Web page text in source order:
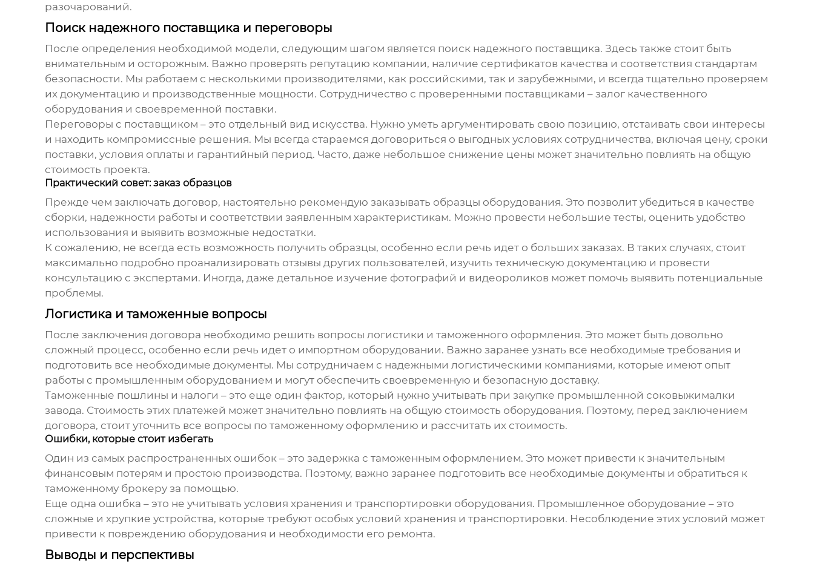
разочарований.
Поиск надежного поставщика и переговоры
После определения необходимой модели, следующим шагом является поиск надежного поставщика. Здесь также стоит быть
внимательным и осторожным. Важно проверять репутацию компании, наличие сертификатов качества и соответствия стандартам
безопасности. Мы работаем с несколькими производителями, как российскими, так и зарубежными, и всегда тщательно проверяем
их документацию и производственные мощности. Сотрудничество с проверенными поставщиками – залог качественного
оборудования и своевременной поставки.
Переговоры с поставщиком – это отдельный вид искусства. Нужно уметь аргументировать свою позицию, отстаивать свои интересы
и находить компромиссные решения. Мы всегда стараемся договориться о выгодных условиях сотрудничества, включая цену, сроки
поставки, условия оплаты и гарантийный период. Часто, даже небольшое снижение цены может значительно повлиять на общую
стоимость проекта.
Практический совет: заказ образцов
Прежде чем заключать договор, настоятельно рекомендую заказывать образцы оборудования. Это позволит убедиться в качестве
сборки, надежности работы и соответствии заявленным характеристикам. Можно провести небольшие тесты, оценить удобство
использования и выявить возможные недостатки.
К сожалению, не всегда есть возможность получить образцы, особенно если речь идет о больших заказах. В таких случаях, стоит
максимально подробно проанализировать отзывы других пользователей, изучить техническую документацию и провести
консультацию с экспертами. Иногда, даже детальное изучение фотографий и видеороликов может помочь выявить потенциальные
проблемы.
Логистика и таможенные вопросы
После заключения договора необходимо решить вопросы логистики и таможенного оформления. Это может быть довольно
сложный процесс, особенно если речь идет о импортном оборудовании. Важно заранее узнать все необходимые требования и
подготовить все необходимые документы. Мы сотрудничаем с надежными логистическими компаниями, которые имеют опыт
работы с промышленным оборудованием и могут обеспечить своевременную и безопасную доставку.
Таможенные пошлины и налоги – это еще один фактор, который нужно учитывать при закупке промышленной соковыжималки
завода. Стоимость этих платежей может значительно повлиять на общую стоимость оборудования. Поэтому, перед заключением
договора, стоит уточнить все вопросы по таможенному оформлению и рассчитать их стоимость.
Ошибки, которые стоит избегать
Один из самых распространенных ошибок – это задержка с таможенным оформлением. Это может привести к значительным
финансовым потерям и простою производства. Поэтому, важно заранее подготовить все необходимые документы и обратиться к
таможенному брокеру за помощью.
Еще одна ошибка – это не учитывать условия хранения и транспортировки оборудования. Промышленное оборудование – это
сложные и хрупкие устройства, которые требуют особых условий хранения и транспортировки. Несоблюдение этих условий может
привести к повреждению оборудования и необходимости его ремонта.
Выводы и перспективы